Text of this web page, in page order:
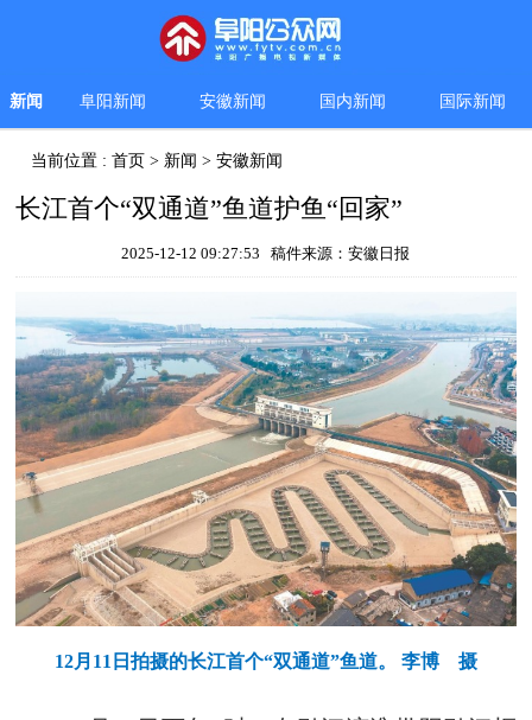
新闻 阜阳新闻 安徽新闻 国内新闻 国际新闻
当前位置 :首页 > 新闻 >安徽新闻
长江首个“双通道”鱼道护鱼“回家”
2025-12-12 09:27:53 稿件来源：安徽日报
12月11日拍摄的长江首个“双通道”鱼道。 李博 摄